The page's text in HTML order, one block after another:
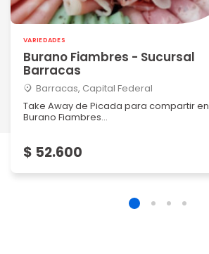
VARIEDADES
Burano Fiambres - Sucursal
Barracas
Barracas, Capital Federal
Take Away de Picada para compartir en
Burano Fiambres...
$ 52.600